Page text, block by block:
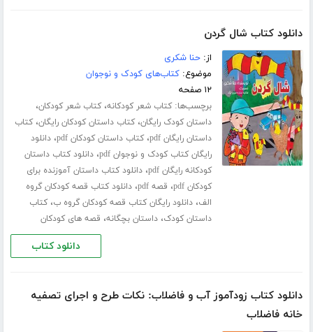
دانلود کتاب شال گردن
از:حنا شکری
موضوع:کتاب‌های کودک و نوجوان
۱۲ صفحه
برچسب‌ها:کتاب شعر کودکانه،کتاب شعر کودکان،
داستان کودک رایگان،کتاب داستان کودکان رایگان،کتاب
داستان رایگان pdf
،کتاب داستان کودکان pdf ،دانلود
رایگان کتاب کودک و نوجوان pdf
،دانلود کتاب داستان
کودکانه رایگان pdf
،دانلود کتاب داستان آموزنده برای
کودکان pdf
، قصه pdf ،دانلود کتاب قصه کودکان گروه
الف،دانلود رایگان کتاب قصه کودکان گروه ب،کتاب
داستان کودک،داستان بچگانه، قصه های کودکان
دانلود کتاب
دانلود کتاب زودآموز آب و فاضلاب: نکات طرح و اجرای تصفیه
خانه فاضلاب